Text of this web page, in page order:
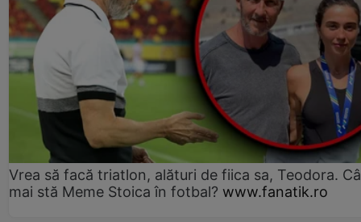
Vrea să facă triatlon, alături de fiica sa, Teodora.
mai stă Meme Stoica în fotbal? www.fanatik.ro